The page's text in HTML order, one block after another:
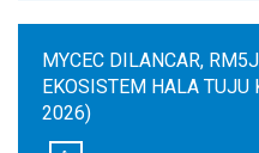
MYCEC DILANCAR,
EKOSISTEM HALA TUJU
2026)